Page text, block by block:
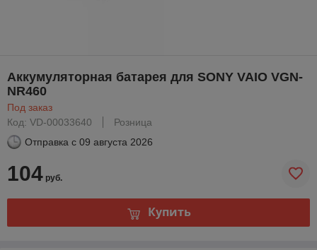
Аккумуляторная батарея для SONY VAIO VGN-
NR460
Под заказ
Код: VD-00033640
Розница
Отправка с 09 августа 2026
104 руб.
Купить